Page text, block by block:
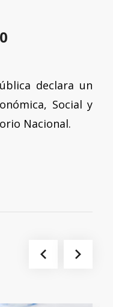
declara un
Social y
Nacional.